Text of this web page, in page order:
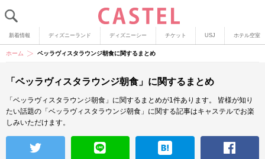
新着情報 ディズニーランド ディズニーシー チケット USJ ホテル空室
ホーム ベッラヴィスタラウンジ朝食に関するまとめ
「ベッラヴィスタラウンジ朝食」に関するまとめ
「ベッラヴィスタラウンジ朝食」に関するまとめが1件あります。
皆様が知り
たい話題の「ベッラヴィスタラウンジ朝食」に関する記事はキャステルでお楽
しみいただけます。